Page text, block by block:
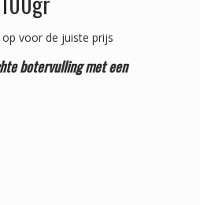
voor de juiste prijs
botervulling met een